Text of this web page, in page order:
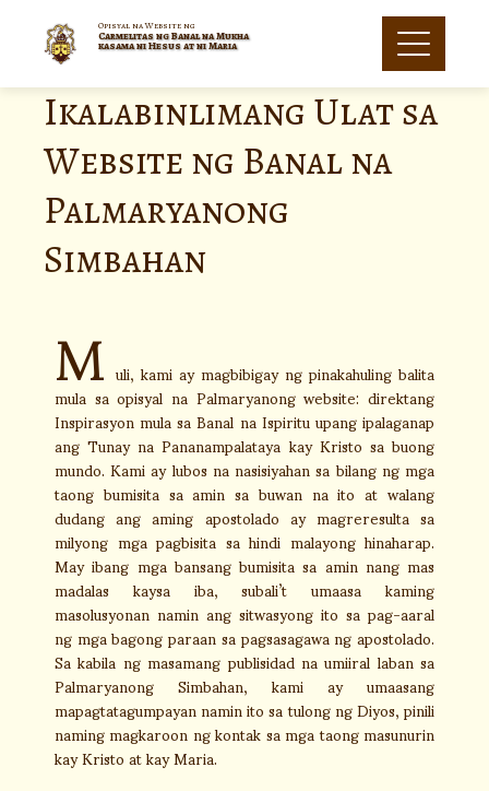
Opisyal na Website ng
Carmelitas ng Banal na Mukha
kasama ni Hesus at ni Maria
Ikalabinlimang Ulat sa
Website ng Banal na
Palmaryanong
Simbahan
M uli, kami ay magbibigay ng pinakahuling balita
mula sa opisyal na Palmaryanong website: direktang
Inspirasyon mula sa Banal na Ispiritu upang ipalaganap
ang Tunay na Pananampalataya kay Kristo sa buong
mundo. Kami ay lubos na nasisiyahan sa bilang ng mga
taong bumisita sa amin sa buwan na ito at walang
dudang ang aming apostolado ay magreresulta sa
milyong mga pagbisita sa hindi malayong hinaharap.
May ibang mga bansang bumisita sa amin nang mas
madalas kaysa iba, subali’t umaasa kaming
masolusyonan namin ang sitwasyong ito sa pag-aaral
ng mga bagong paraan sa pagsasagawa ng apostolado.
Sa kabila ng masamang publisidad na umiiral laban sa
Palmaryanong Simbahan, kami ay umaasang
mapagtatagumpayan namin ito sa tulong ng Diyos, pinili
naming magkaroon ng kontak sa mga taong masunurin
kay Kristo at kay Maria.